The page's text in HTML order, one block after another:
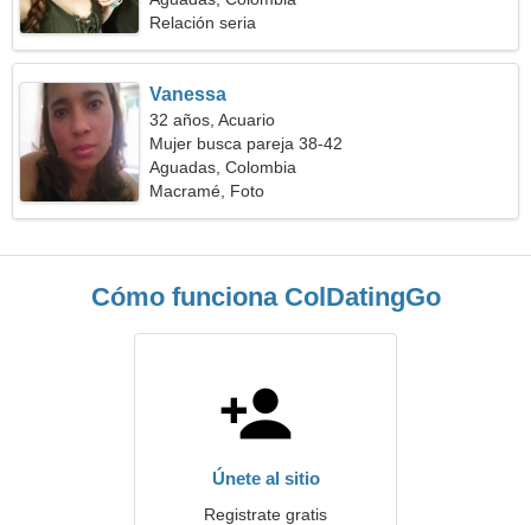
Relación seria
Vanessa
32 años, Acuario
Mujer busca pareja 38-42
Aguadas, Colombia
Macramé, Foto
Cómo funciona ColDatingGo
Únete al sitio
Registrate gratis